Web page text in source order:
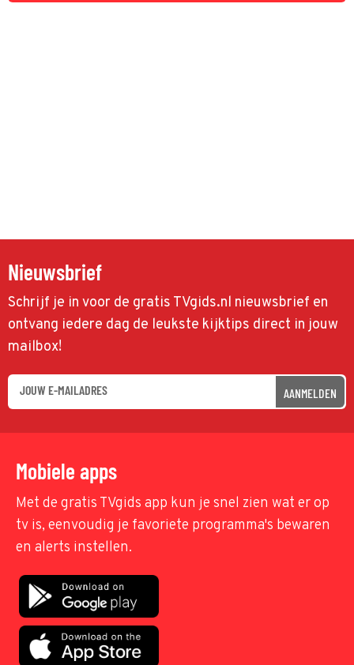
Nieuwsbrief
Schrijf je in voor de gratis TVgids.nl nieuwsbrief en
ontvang iedere dag de leukste kijktips direct in jouw
mailbox!
AANMELDEN
Mobiele apps
Met de gratis TVgids app kun je snel zien wat er op
tv is, eenvoudig je favoriete programma's bewaren
en alerts instellen.